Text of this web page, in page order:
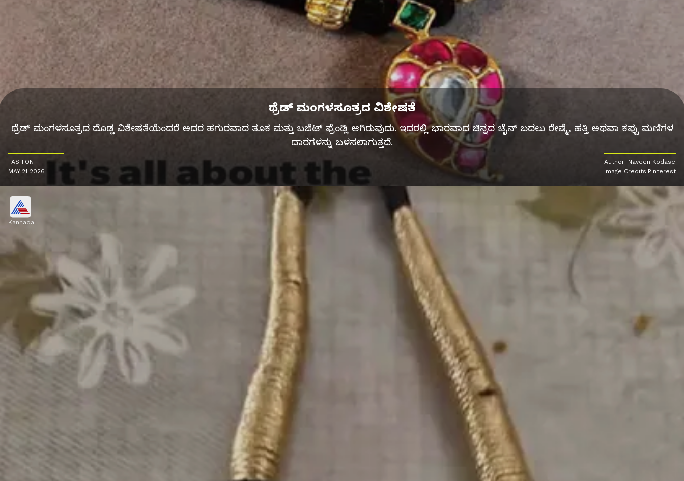
ಥ್ರೆಡ್ ಮಂಗಳಸೂತ್ರದ ವಿಶೇಷತೆ
ಥ್ರೆಡ್ ಮಂಗಳಸೂತ್ರದ ದೊಡ್ಡ ವಿಶೇಷತೆಯೆಂದರೆ ಅದರ ಹಗುರವಾದ ತೂಕ ಮತ್ತು ಬಜೆಟ್ ಫ್ರೆಂಡ್ಲಿ ಆಗಿರುವುದು. ಇದರಲ್ಲಿ ಭಾರವಾದ ಚಿನ್ನದ ಚೈನ್ ಬದಲು ರೇಷ್ಮೆ, ಹತ್ತಿ ಅಥವಾ ಕಪ್ಪು ಮಣಿಗಳ
ದಾರಗಳನ್ನು ಬಳಸಲಾಗುತ್ತದೆ.
FASHION
MAY 21 2026
Author: Naveen Kodase
Image Credits:Pinterest
Kannada